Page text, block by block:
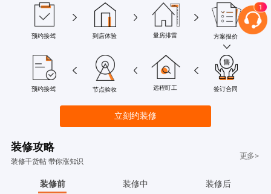
预约接驾 到店体验 量房排雷 方案报价
预约接驾 节点验收 远程盯工 签订合同
立刻约装修
装修攻略
装修干货帖 带你涨知识
更多>
装修前 装修中 装修后